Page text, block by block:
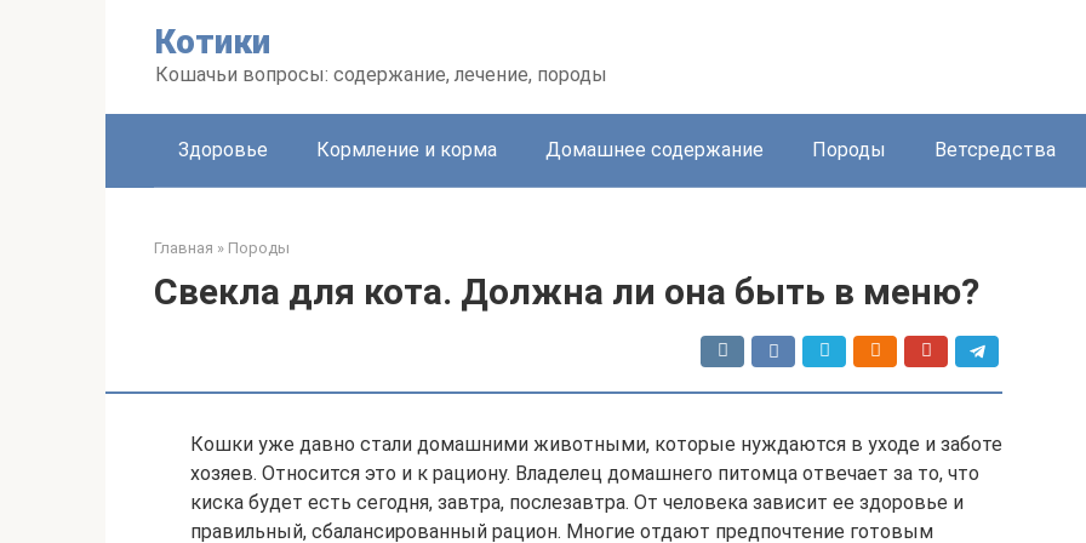
Котики
Кошачьи вопросы: содержание, лечение, породы
Здоровье Кормление и корма Домашнее содержание Породы Ветсредства
Главная » Породы
Свекла для кота. Должна ли она быть в меню?
Кошки уже давно стали домашними животными, которые нуждаются в уходе и заботе
хозяев. Относится это и к рациону. Владелец домашнего питомца отвечает за то, что
киска будет есть сегодня, завтра, послезавтра. От человека зависит ее здоровье и
правильный, сбалансированный рацион. Многие отдают предпочтение готовым